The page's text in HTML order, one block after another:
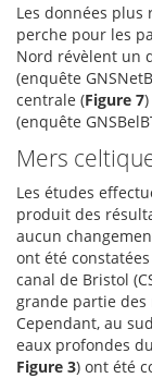
Les données plus
perche pour les
Nord révèlent un
(enquête
centrale (Figure 7
(enquête
Mers
Les études
produit des
aucun
ont été constatées
canal de Bristol
grande partie des
Cependant, au
eaux profondes
Figure 3) ont été